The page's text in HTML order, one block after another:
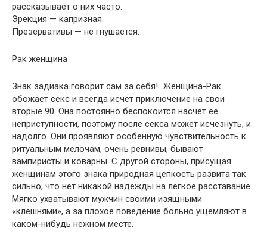
рассказывает о них часто.
Эрекция — капризная.
Презервативы — не гнушается.
Рак женщина
Знак задиака говорит сам за себя!…Женщина-Рак
обожает секс и всегда исчет приключение на свои
вторые 90. Она постоянно беспокоится насчет её
неприступности, поэтому после секса может исчезнуть, и
надолго. Они проявляют особенную чувствительность к
ритуальным мелочам, очень ревнивы, бывают
вампиристы и коварны. С другой стороны, присущая
женщинам этого знака природная цепкость развита так
сильно, что нет никакой надежды на легкое расставание.
Мягко ухватывают мужчин своими изящными
«клешнями», а за плохое поведение больно ущемляют в
каком-нибудь нежном месте.